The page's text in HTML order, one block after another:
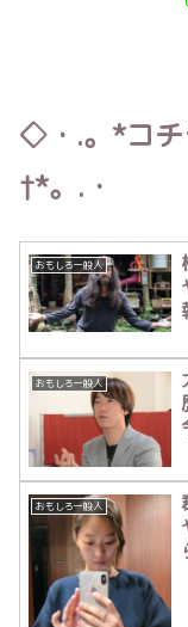
◇・.。*コチ
†*。.・
おもしろ一般人
おもしろ一般人
おもしろ一般人